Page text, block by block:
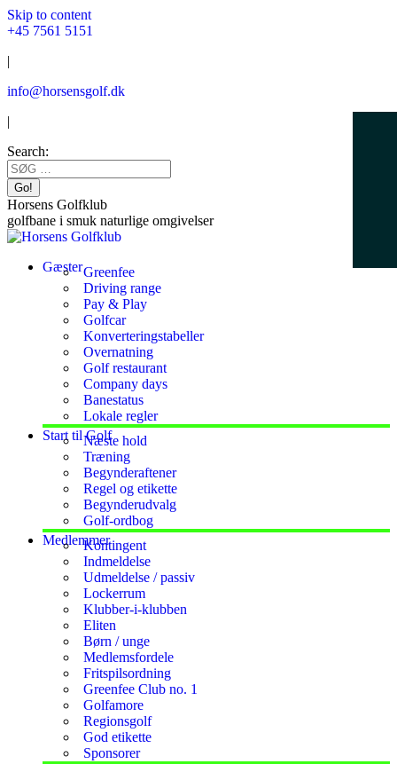
Skip to content
+45 7561 5151
|
info@horsensgolf.dk
|
Search:
Horsens Golfklub
golfbane i smuk naturlige omgivelser
GæsterGreenfee
Driving range
Pay & Play
Golfcar
Konverteringstabeller
Overnatning
Golf restaurant
Company days
Banestatus
Lokale regler
Start til GolfNæste hold
Træning
Begynderaftener
Regel og etikette
Begynderudvalg
Golf-ordbog
MedlemmerKontingent
Indmeldelse
Udmeldelse / passiv
Lockerrum
Klubber-i-klubben
Eliten
Børn / unge
Medlemsfordele
Fritspilsordning
Greenfee Club no. 1
Golfamore
Regionsgolf
God etikette
Sponsorer